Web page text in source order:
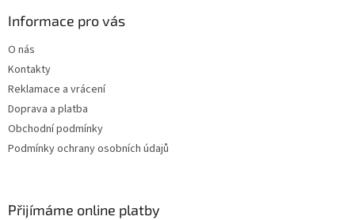
Informace pro vás
O nás
Kontakty
Reklamace a vrácení
Doprava a platba
Obchodní podmínky
Podmínky ochrany osobních údajů
Přijímáme online platby